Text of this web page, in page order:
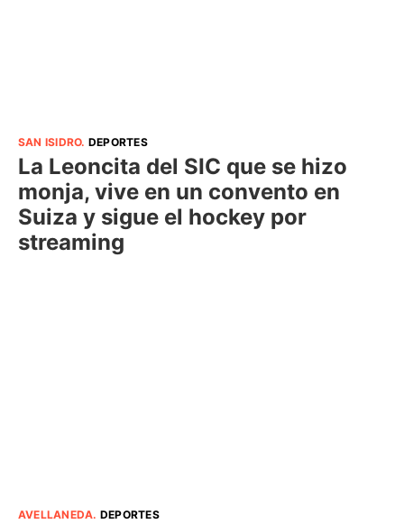
SAN ISIDRO. DEPORTES
La Leoncita del SIC que se hizo
monja, vive en un convento en
Suiza y sigue el hockey por
streaming
AVELLANEDA. DEPORTES